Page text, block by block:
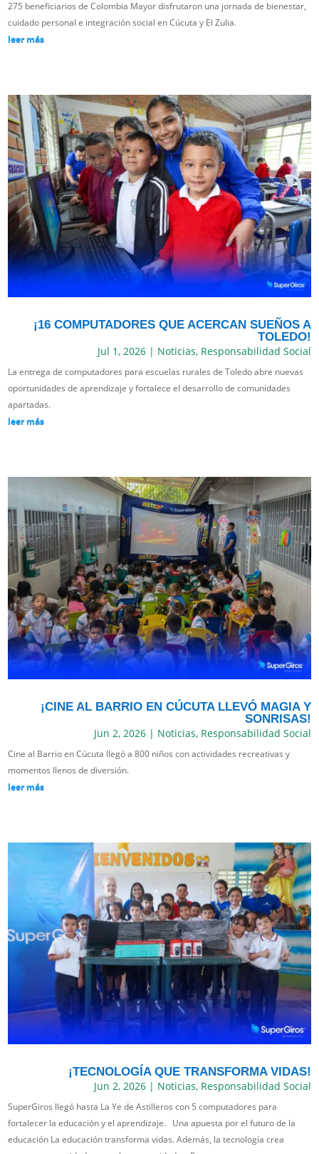
275 beneficiarios de Colombia Mayor disfrutaron una jornada de bienestar,
cuidado personal e integración social en Cúcuta y El Zulia.
leer más
¡16 COMPUTADORES QUE ACERCAN SUEÑOS A
TOLEDO!
Jul 1, 2026| Noticias, Responsabilidad Social
La entrega de computadores para escuelas rurales de Toledo abre nuevas
oportunidades de aprendizaje y fortalece el desarrollo de comunidades
apartadas.
leer más
¡CINE AL BARRIO EN CÚCUTA LLEVÓ MAGIA Y
SONRISAS!
Jun 2, 2026| Noticias, Responsabilidad Social
Cine al Barrio en Cúcuta llegó a 800 niños con actividades recreativas y
momentos llenos de diversión.
leer más
¡TECNOLOGÍA QUE TRANSFORMA VIDAS!
Jun 2, 2026| Noticias, Responsabilidad Social
SuperGiros llegó hasta La Ye de Astilleros con 5 computadores para
fortalecer la educación y el aprendizaje. Una apuesta por el futuro de la
educación La educación transforma vidas. Además, la tecnología crea